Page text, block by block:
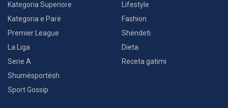
Kategoria Superiore
Kategoria e Parë
Premier League
La Liga
Serie A
Shumësportësh
Sport Gossip
Lifestyle
Fashion
Shëndeti
Dieta
Receta gatimi